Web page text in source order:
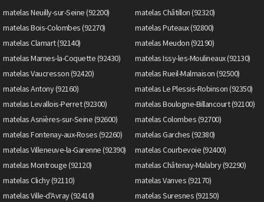
matelas Neuilly-sur-Seine (92200)
matelas Châtillon (92320)
matelas Bois-Colombes (92270)
matelas Puteaux (92800)
matelas Clamart (92140)
matelas Meudon (92190)
matelas Marnes-la-Coquette (92430)
matelas Issy-les-Moulineaux (92130)
matelas Vaucresson (92420)
matelas Rueil-Malmaison (92500)
matelas Antony (92160)
matelas Le Plessis-Robinson (92350)
matelas Levallois-Perret (92300)
matelas Boulogne-Billancourt (92100)
matelas Asnières-sur-Seine (92600)
matelas Colombes (92700)
matelas Fontenay-aux-Roses (92260)
matelas Garches (92380)
matelas Villeneuve-la-Garenne (92390)
matelas Courbevoie (92400)
matelas Montrouge (92120)
matelas Châtenay-Malabry (92290)
matelas Clichy (92110)
matelas Vanves (92170)
matelas Ville-d'Avray (92410)
matelas Suresnes (92150)